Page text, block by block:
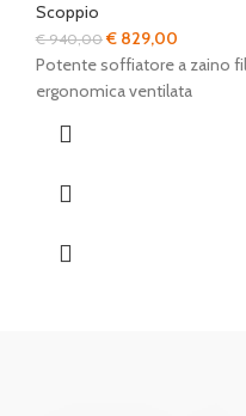
Scoppio
€940,00Il
prezzo
originale
€ 829,00
prezzo
attuale
Potente soffiatore a zaino
ergonomica ventilata